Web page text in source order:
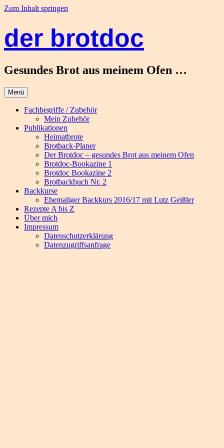
Zum Inhalt springen
der brotdoc
Gesundes Brot aus meinem Ofen …
Menü
Fachbegriffe / Zubehör
Mein Zubehör
Publikationen
Heimatbrote
Brotback-Planer
Der Brotdoc – gesundes Brot aus meinem Ofen
Brotdoc-Bookazine 1
Brotdoc Bookazine 2
Brotbackbuch Nr. 2
Backkurse
Ehemaliger Backkurs 2016/17 mit Lutz Geißler
Rezepte A bis Z
Über mich
Impressum
Datenschutzerklärung
Datenzugriffsanfrage